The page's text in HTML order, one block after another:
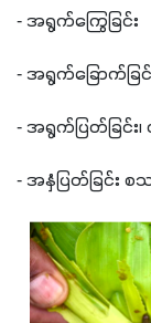
- အရွက်ကြွေခြင်း
- အရွက်ခြောက်ခြင်
- အရွက်ပြတ်ခြင်း၊
- အနှံပြတ်ခြင်း